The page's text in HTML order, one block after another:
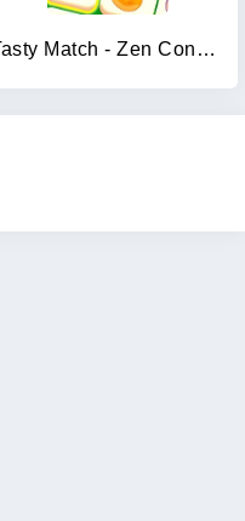
Tasty Match - Zen Connect